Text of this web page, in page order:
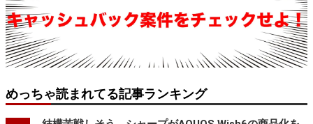
めっちゃ読まれてる記事ランキング